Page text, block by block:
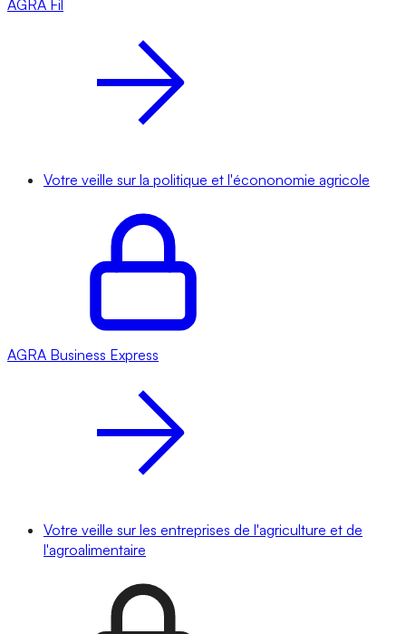
AGRA Fil
Votre veille sur la politique et l'écononomie agricole
AGRA Business Express
Votre veille sur les entreprises de l'agriculture et de
l'agroalimentaire